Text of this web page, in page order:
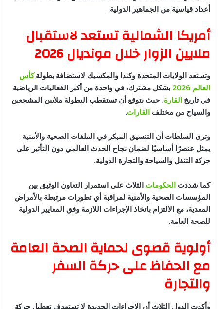
أعداد قياسية من الجماهير الدولية.
أمريكا الشمالية تستعد لاستقبال
ملايين الزوار خلال مونديال 2026
وتستعد الولايات المتحدة وكندا والمكسيك لاستضافة بطولةكأس
العالم 2026
بشكل مشترك، في واحدة من أكبر الفعاليات الرياضية
في تاريخ القارة، حيث يتوقع أن تستقطب البطولة ملايين المشجعين
والسياح من مختلف القارات.
وترى السلطات أن التنسيق المبكر في الملفات الصحية والأمنية
يمثل عنصرًا أساسيًا لضمان نجاح الحدث العالمي دون التأثير على
حركة التنقل والسياحة والتجارة الدولية.
كما شددت الحكومات الثلاث على استمرار التعاون الوثيق بين
المؤسسات الصحية والأمنية لمراقبة أي تطورات مرتبطة بالأمراض
المعدية، مع الالتزام باتخاذ الإجراءات اللازمة وفق المعايير الدولية
للصحة العامة.
أولوية قصوى لحماية الصحة العامة
مع الحفاظ على حركة السفر
والتجارة
وأكدت الدول الثلاث أن الإجراءات الجديدة لا تستهدف تعطيل حركة